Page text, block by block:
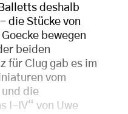
deshalb
die Stücke von
bewegen
beiden
für Clug gab es im
vom
die
I-IV“ von Uwe